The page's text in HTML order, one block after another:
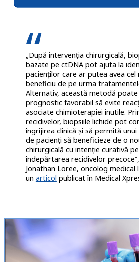
„După intervenția chirurgicală,
bazate pe ctDNA pot ajuta la
pacienților care ar putea avea cel
beneficiu de pe urma
Alternativ, această metodă poate
prognostic favorabil să evite
asociate chimioterapiei inutile.
recidivelor, biopsiile lichide pot
îngrijirea clinică și să permită
de pacienți să beneficieze de o
chirurgicală cu intenție curativă
îndepărtarea recidivelor
Jonathan Loree, oncolog medical
un articol publicat în Medical